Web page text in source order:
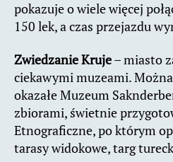
pokazuje o wiele więcej
150 lek, a czas przejazdu
Zwiedzanie Kruje– miasto
ciekawymi muzeami.
okazałe Muzeum
zbiorami, świetnie
Etnograficzne, po którym
tarasy widokowe, targ